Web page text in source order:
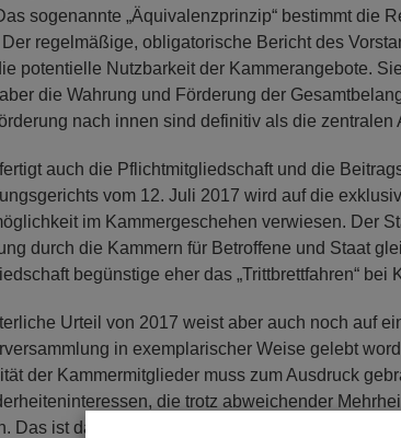
sogenannte „Äquivalenzprinzip“ bestimmt die
regelmäßige, obligatorische Bericht des
potentielle Nutzbarkeit der Kammerangebote.
die Wahrung und Förderung der
nach innen sind definitiv als die
auch die Pflichtmitgliedschaft und die
vom 12. Juli 2017 wird auf die
im Kammergeschehen verwiesen. Der
durch die Kammern für Betroffene und Staat
begünstige eher das „Trittbrettfahren“
Urteil von 2017 weist aber auch noch auf
in exemplarischer Weise gelebt
der Kammermitglieder muss zum Ausdruck
die trotz abweichender
Das ist dann nicht mehr nur ein Ergebnis von